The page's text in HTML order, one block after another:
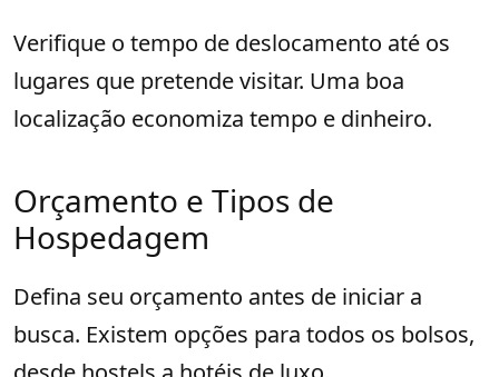
Verifique o tempo de deslocamento até os
lugares que pretende visitar. Uma boa
localização economiza tempo e dinheiro.
Orçamento e Tipos de
Hospedagem
Defina seu orçamento antes de iniciar a
busca. Existem opções para todos os bolsos,